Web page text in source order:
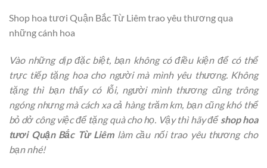
Shop hoa tươi Quận Bắc Từ Liêm trao yêu thương qua
những cánh hoa
Vào những dịp đặc biệt, bạn không có điều kiện để có thể
trực tiếp tặng hoa cho người mà mình yêu thương. Không
tặng thì bạn thấy có lỗi, người mình thương cũng trông
ngóng nhưng mà cách xa cả hàng trăm km, bạn cũng khó thể
bỏ dở công việc để tặng quà cho họ. Vậy thì hãy để shop hoa
tươi Quận Bắc Từ Liêmlàm cầu nối trao yêu thương cho
bạn nhé!